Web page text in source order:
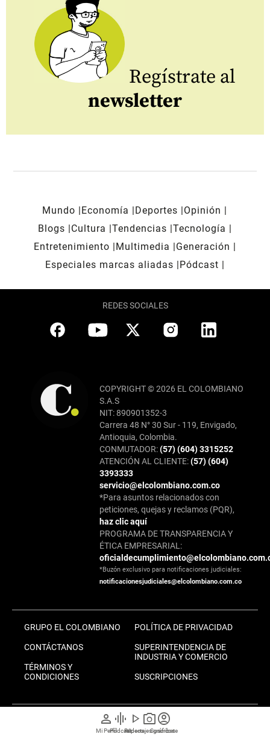
person
Mi Perfil
graphic_eq
Pódcast
play_arrow
Videos
photo_camera
Reportajes gráficos
account_circle
Suscríbete
Regístrate al
newsletter
Mundo Economía Deportes
Opinión
Blogs
Cultura Tendencias Tecnología
Entretenimiento
Multimedia
Generación
Especiales marcas aliadas
Pódcast
REDES SOCIALES
COPYRIGHT © 2026 EL COLOMBIANO
S.A.S
NIT: 890901352-3
Carrera 48 N° 30 Sur - 119, Envigado,
Antioquia, Colombia.
CONMUTADOR:(57) (604) 3315252
ATENCIÓN AL CLIENTE:(57) (604)
3393333
servicio@elcolombiano.com.co
*Para asuntos relacionados con
peticiones, quejas y reclamos (PQR),
haz clic aquí
PROGRAMA DE TRANSPARENCIA Y
ÉTICA EMPRESARIAL:
*Buzón exclusivo para notificaciones judiciales:
notificacionesjudiciales@elcolombiano.com.co
GRUPO EL COLOMBIANO
CONTÁCTANOS
TÉRMINOS Y
CONDICIONES
POLÍTICA DE PRIVACIDAD
SUPERINTENDENCIA DE
INDUSTRIA Y COMERCIO
SUSCRIPCIONES